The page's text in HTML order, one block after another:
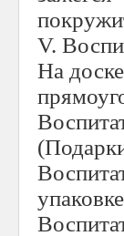
V.
На